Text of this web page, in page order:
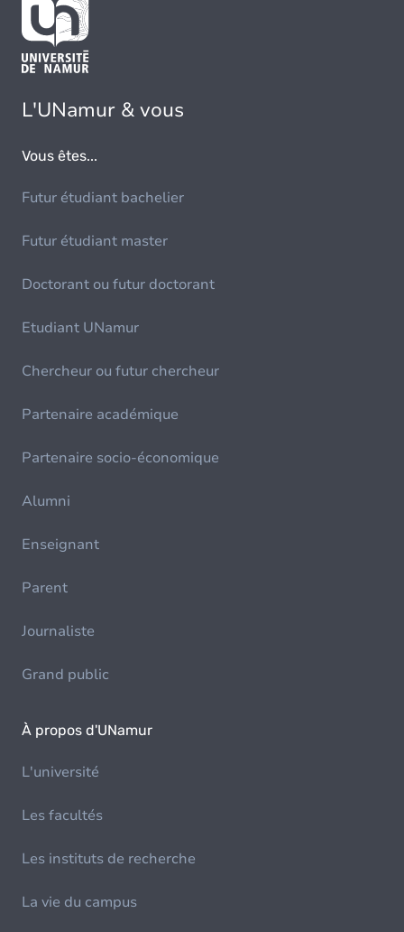
L'UNamur & vous
Vous êtes...
Futur étudiant bachelier
Futur étudiant master
Doctorant ou futur doctorant
Etudiant UNamur
Chercheur ou futur chercheur
Partenaire académique
Partenaire socio-économique
Alumni
Enseignant
Parent
Journaliste
Grand public
À propos d'UNamur
L'université
Les facultés
Les instituts de recherche
La vie du campus